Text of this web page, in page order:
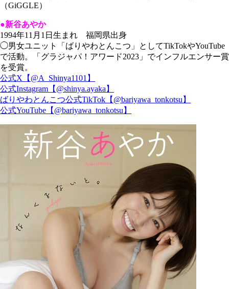
（GiGGLE）
●新谷あやか
1994年11月1日生まれ 福岡県出身
◯男女ユニット「ばりやわとんこつ」としてTikTokやYouTube
で活動。「グラジャパ！アワード2023」でインフルエンサー賞
を受賞。
公式X【@A_Shinya1101】
公式Instagram【@shinya.ayaka】
ばりやわとんこつ公式TikTok【@bariyawa_tonkotsu】
公式YouTube【@bariyawa_tonkotsu】